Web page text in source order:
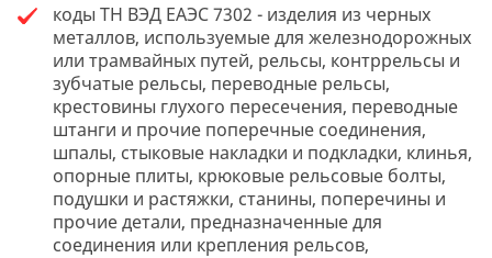
коды ТН ВЭД ЕАЭС 7302 - изделия из черных
металлов, используемые для железнодорожных
или трамвайных путей, рельсы, контррельсы и
зубчатые рельсы, переводные рельсы,
крестовины глухого пересечения, переводные
штанги и прочие поперечные соединения,
шпалы, стыковые накладки и подкладки, клинья,
опорные плиты, крюковые рельсовые болты,
подушки и растяжки, станины, поперечины и
прочие детали, предназначенные для
соединения или крепления рельсов,